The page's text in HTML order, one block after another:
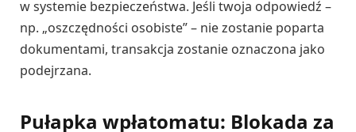
w systemie bezpieczeństwa. Jeśli twoja odpowiedź –
np. „oszczędności osobiste” – nie zostanie poparta
dokumentami, transakcja zostanie oznaczona jako
podejrzana.
Pułapka wpłatomatu: Blokada za